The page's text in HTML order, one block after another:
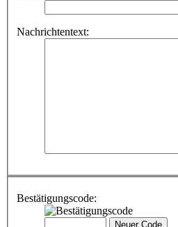
Nachrichtentext:
Bestätigungscode: